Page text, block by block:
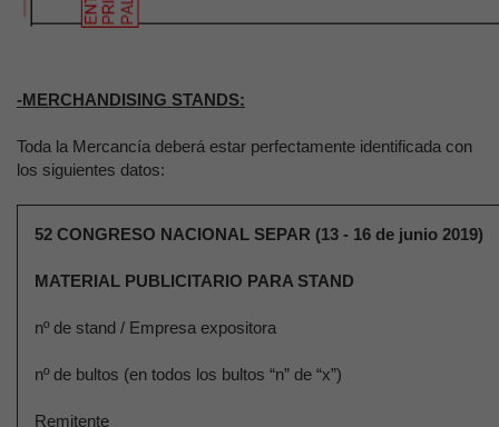
-MERCHANDISING STANDS:
Toda la Mercancía deberá estar perfectamente identificada con
los siguientes datos:
52 CONGRESO NACIONAL SEPAR (13 - 16 de junio 2019)
MATERIAL PUBLICITARIO PARA STAND
nº de stand / Empresa expositora
nº de bultos (en todos los bultos “n” de “x”)
Remitente